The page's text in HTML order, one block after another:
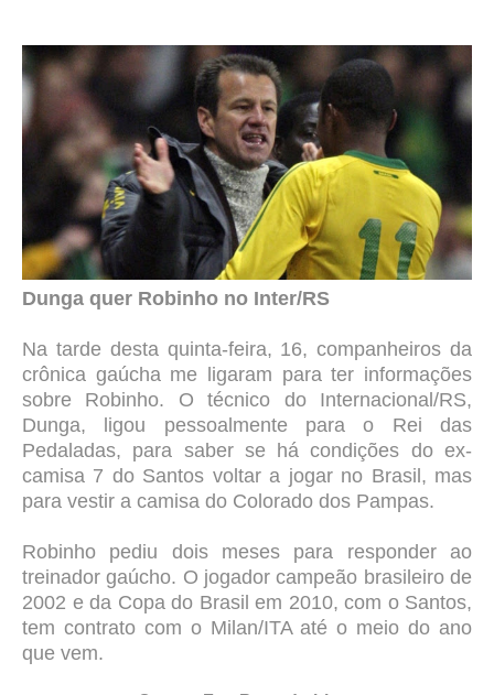
Dunga quer Robinho no Inter/RS
Na tarde desta quinta-feira, 16, companheiros da
crônica gaúcha me ligaram para ter informações
sobre Robinho. O técnico do Internacional/RS,
Dunga, ligou pessoalmente para o Rei das
Pedaladas, para saber se há condições do ex-
camisa 7 do Santos voltar a jogar no Brasil, mas
para vestir a camisa do Colorado dos Pampas.
Robinho pediu dois meses para responder ao
treinador gaúcho. O jogador campeão brasileiro de
2002 e da Copa do Brasil em 2010, com o Santos,
tem contrato com o Milan/ITA até o meio do ano
que vem.